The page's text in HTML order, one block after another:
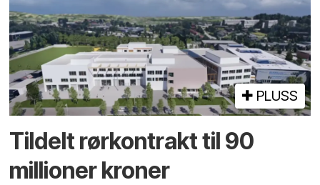
PLUSS
Tildelt rørkontrakt til 90
millioner kroner